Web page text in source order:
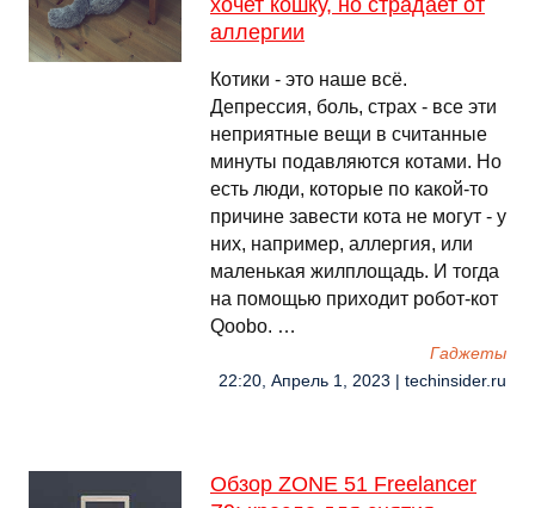
хочет кошку, но страдает от
аллергии
Котики - это наше всё.
Депрессия, боль, страх - все эти
неприятные вещи в считанные
минуты подавляются котами. Но
есть люди, которые по какой-то
причине завести кота не могут - у
них, например, аллергия, или
маленькая жилплощадь. И тогда
на помощью приходит робот-кот
Qoobo. …
Гаджеты
22:20, Апрель 1, 2023 | techinsider.ru
Обзор ZONE 51 Freelancer